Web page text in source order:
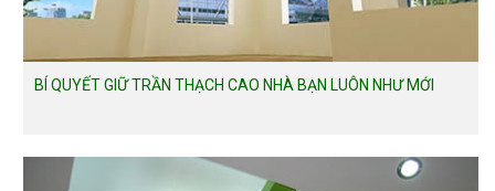
BÍ QUYẾT GIỮ TRẦN THẠCH CAO NHÀ BẠN LUÔN NHƯ MỚI